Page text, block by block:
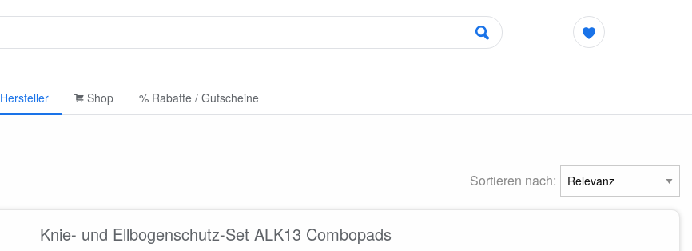
Hersteller Shop % Rabatte / Gutscheine
Sortieren nach:
Knie- und Ellbogenschutz-Set ALK13 Combopads